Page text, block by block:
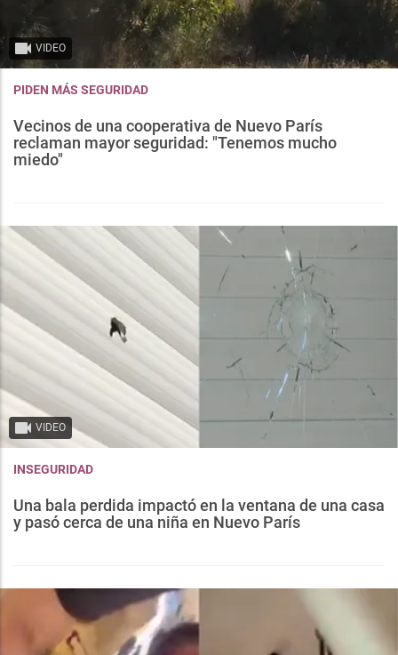
VIDEO
PIDEN MÁS SEGURIDAD
Vecinos de una cooperativa de Nuevo París
reclaman mayor seguridad: "Tenemos mucho
miedo"
VIDEO
INSEGURIDAD
Una bala perdida impactó en la ventana de una casa
y pasó cerca de una niña en Nuevo París